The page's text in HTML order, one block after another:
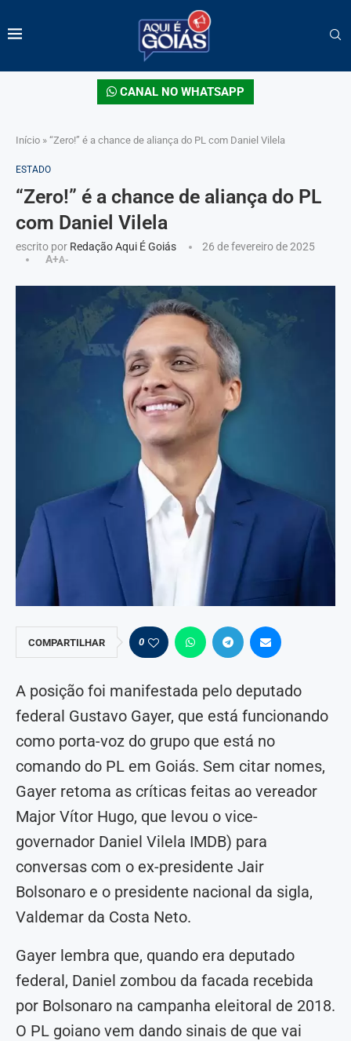
CANAL NO WHATSAPP
Início » “Zero!” é a chance de aliança do PL com Daniel Vilela
ESTADO
“Zero!” é a chance de aliança do PL
com Daniel Vilela
escrito por Redação Aqui É Goiás
26 de fevereiro de 2025
A+A-
COMPARTILHAR 0
A posição foi manifestada pelo deputado
federal Gustavo Gayer, que está funcionando
como porta-voz do grupo que está no
comando do PL em Goiás. Sem citar nomes,
Gayer retoma as críticas feitas ao vereador
Major Vítor Hugo, que levou o vice-
governador Daniel Vilela IMDB) para
conversas com o ex-presidente Jair
Bolsonaro e o presidente nacional da sigla,
Valdemar da Costa Neto.
Gayer lembra que, quando era deputado
federal, Daniel zombou da facada recebida
por Bolsonaro na campanha eleitoral de 2018.
O PL goiano vem dando sinais de que vai